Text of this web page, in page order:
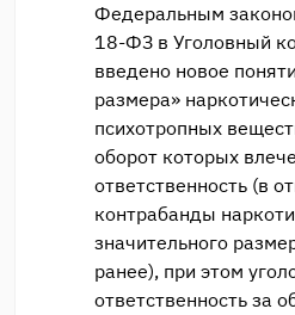
Федеральным
18-ФЗ в Уголовный
введено новое
размера»
психотропных
оборот которых
ответственность (в
контрабанды
значительного
ранее), при этом
ответственность за